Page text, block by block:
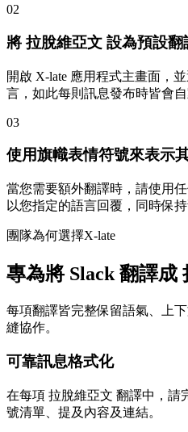
02
將 拉脫維亞文 設為預設翻
開啟 X-late 應用程式主畫面，
言，如此每則訊息發布時皆會自
03
使用旗幟表情符號來表示
當您需要額外翻譯時，請使用
以您指定的語言回覆，同時保持
團隊為何選擇X-late
專為將 Slack 翻譯成
每項翻譯皆完整保留語氣、上
縫協作。
可靠訊息格式化
在每項 拉脫維亞文 翻譯中，請
號清單、提及內容及連結。